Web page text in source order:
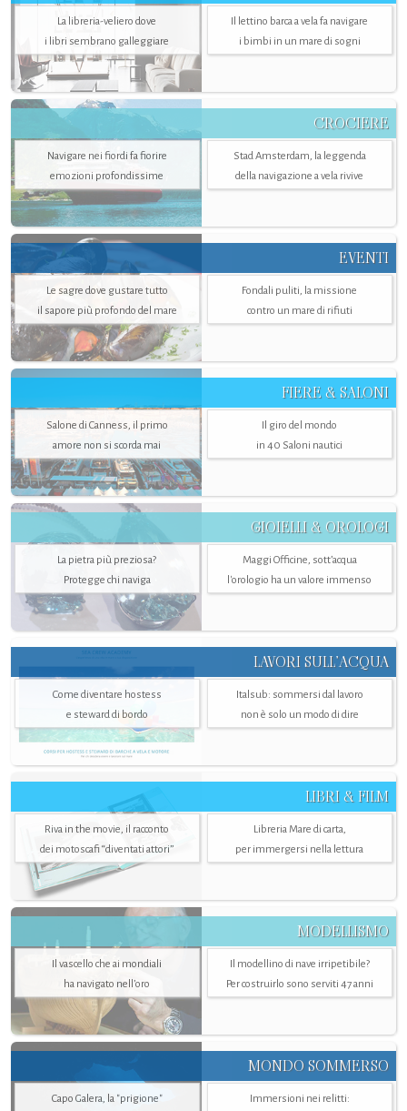
La libreria-veliero dove
i libri sembrano galleggiare
Il lettino barca a vela fa navigare
i bimbi in un mare di sogni
CROCIERE
Navigare nei fiordi fa fiorire
emozioni profondissime
Stad Amsterdam, la leggenda
della navigazione a vela rivive
EVENTI
Le sagre dove gustare tutto
il sapore più profondo del mare
Fondali puliti, la missione
contro un mare di rifiuti
FIERE & SALONI
Salone di Canness, il primo
amore non si scorda mai
Il giro del mondo
in 40 Saloni nautici
GIOIELLI & OROLOGI
La pietra più preziosa?
Protegge chi naviga
Maggi Officine, sott’acqua
l'orologio ha un valore immenso
LAVORI SULL’ACQUA
Come diventare hostess
e steward di bordo
Italsub: sommersi dal lavoro
non è solo un modo di dire
LIBRI & FILM
Riva in the movie, il racconto
dei motoscafi “diventati attori”
Libreria Mare di carta,
per immergersi nella lettura
MODELLISMO
Il vascello che ai mondiali
ha navigato nell’oro
Il modellino di nave irripetibile?
Per costruirlo sono serviti 47 anni
MONDO SOMMERSO
Capo Galera, la "prigione"
Immersioni nei relitti: